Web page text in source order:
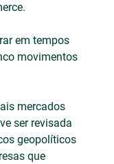
em tempos
movimentos
mercados
ser revisada
geopolíticos
que